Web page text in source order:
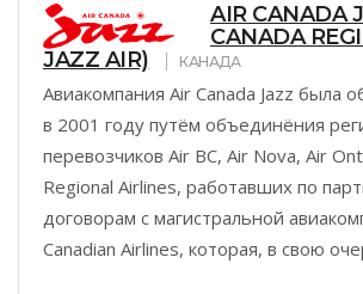
AIR CANADA
CANADA
JAZZ AIR)
КАНАДА
Авиакомпания Air Canada Jazz была
в 2001 году путём объединёния
перевозчиков Air BC, Air Nova, Air
Regional Airlines, работавших по
договорам с магистральной
Canadian Airlines, которая, в свою